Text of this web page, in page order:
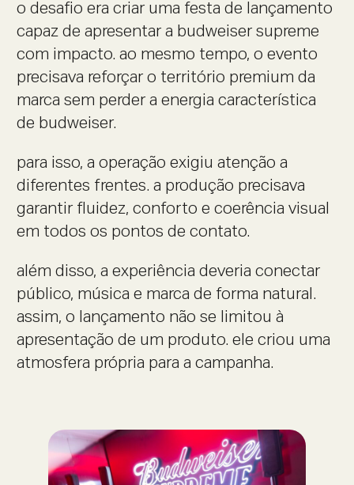
o desafio era criar uma festa de lançamento
capaz de apresentar a budweiser supreme
com impacto. ao mesmo tempo, o evento
precisava reforçar o território premium da
marca sem perder a energia característica
de budweiser.
para isso, a operação exigiu atenção a
diferentes frentes. a produção precisava
garantir fluidez, conforto e coerência visual
em todos os pontos de contato.
além disso, a experiência deveria conectar
público, música e marca de forma natural.
assim, o lançamento não se limitou à
apresentação de um produto. ele criou uma
atmosfera própria para a campanha.